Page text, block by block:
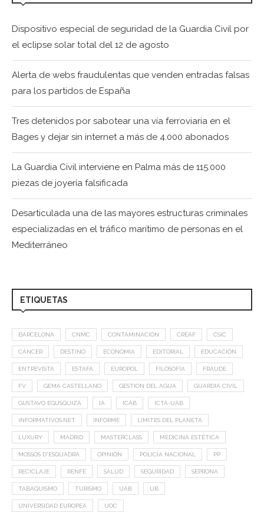
Dispositivo especial de seguridad de la Guardia Civil por
el eclipse solar total del 12 de agosto
Alerta de webs fraudulentas que venden entradas falsas
para los partidos de España
Tres detenidos por sabotear una vía ferroviaria en el
Bages y dejar sin internet a más de 4.000 abonados
La Guardia Civil interviene en Palma más de 115.000
piezas de joyería falsificada
Desarticulada una de las mayores estructuras criminales
especializadas en el tráfico marítimo de personas en el
Mediterráneo
ETIQUETAS
BARCELONA CNMC CONTAMINACIÓN CREAF CSIC
CÁNCER DESTINO ECONOMÍA EDITORIAL EDUCACIÓN
ENTREVISTA ESTAFA EUROPOL FILOSOFÍA FRAUDE
FV GEMA CASTELLANO GESTION DEL AGUA GUARDIA CIVIL
GUSTAVO EGUSQUIZA IA ICAB ICTA-UAB
INFORMATIVOS.NET INFORME LIMITES DEL PLANETA
LUXURY MADRID MASTERCLASS MEDICINA ESTÉTICA
MOSSOS D'ESQUADRA OPINIÓN POLICÍA NACIONAL PP
RECICLAJE RENFE SALUD SEGURIDAD SEPRONA
TABAQUISMO TURISMO UAB UB
UNIVERSIDAD EUROPEA UOC